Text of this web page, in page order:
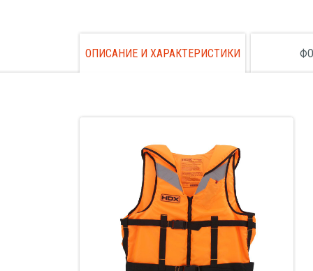
ОПИСАНИЕ И ХАРАКТЕРИСТИКИ